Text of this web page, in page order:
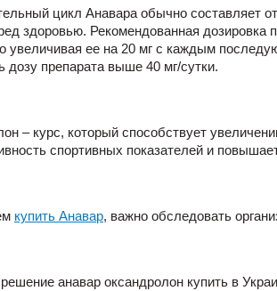
цикл Анавара обычно составляет
здоровью. Рекомендованная дозировка
увеличивая ее на 20 мг с каждым
дозу препарата выше 40 мг/сутки.
– курс, который способствует
спортивных показателей и
купить Анавар, важно обследовать
анавар оксандролон купить в